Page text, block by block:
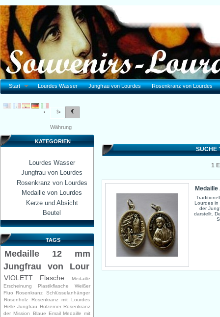
Start Lourdes Wasser Jungfrau von Lourdes Rosenkranz von Lourdes
$ €
Währung
KATEGORIEN
Lourdes Wasser
Jungfrau von Lourdes
Rosenkranz von Lourdes
Medaille von Lourdes
Kerze und Absicht
Beutel
TAGS
Medaille 12 mm
Jungfrau von Lour
VIOLETT Flasche
Medaille
Erscheinung
Plastikflasche
Weißer
Fluo Rosenkranz
Schlüsselanhänger
Rosenholz Rosenkranz mit Lourdes
Helle Jungfrau
Hölzerner Rosenkranz
der Mission
Blaue Email Medaille mit
SUCHE
1
Lourdes in
der
darstellt.